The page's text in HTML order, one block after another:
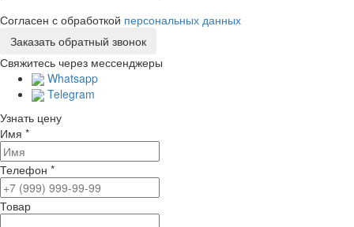
Согласен с обработкой персональных данных
Свяжитесь через мессенджеры
Whatsapp
Telegram
Узнать цену
Имя *
Телефон *
Товар